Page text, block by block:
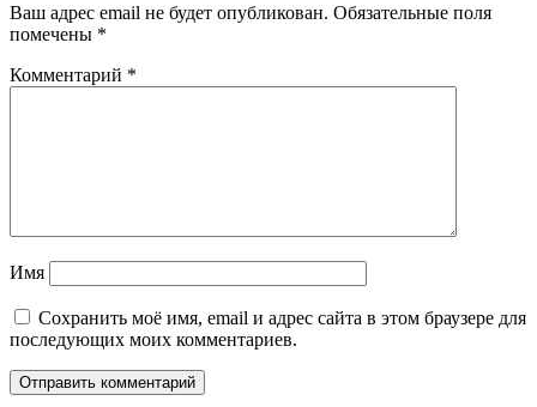
Ваш адрес email не будет опубликован. Обязательные поля
помечены *
Комментарий *
Имя
Сохранить моё имя, email и адрес сайта в этом браузере для
последующих моих комментариев.